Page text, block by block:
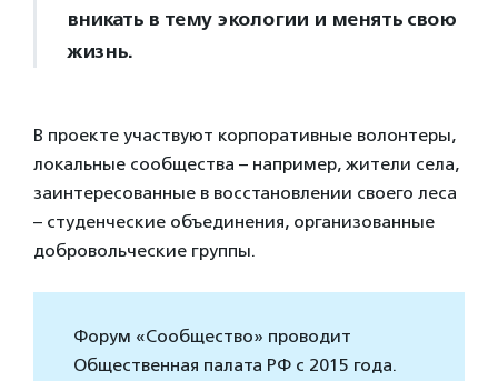
вникать в тему экологии и менять свою
жизнь.
В проекте участвуют корпоративные волонтеры,
локальные сообщества – например, жители села,
заинтересованные в восстановлении своего леса
– студенческие объединения, организованные
добровольческие группы.
Форум «Сообщество» проводит
Общественная палата РФ с 2015 года.